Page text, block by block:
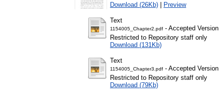
Download (26Kb) | Preview
Text
1154005_Chapter2.pdf - Accepted Version
Restricted to Repository staff only
Download (131Kb)
Text
1154005_Chapter3.pdf - Accepted Version
Restricted to Repository staff only
Download (79Kb)